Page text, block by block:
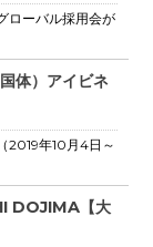
ローバル採用会が
体）アイビネ
2019年10月4日～
DOJIMA【大